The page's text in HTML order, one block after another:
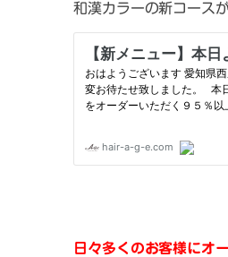
和漢カラーの新コース
日々多くのお客様にオ